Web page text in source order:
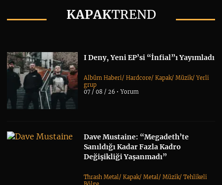
KAPAKTREND
I Deny, Yeni EP’si “İnfial”ı Yayımladı
Albüm Haberi/Hardcore/Kapak/Müzik/Yerli
grup
07 / 08 / 26 •Yorum
Dave Mustaine: “Megadeth’te
Sanıldığı Kadar Fazla Kadro
Değişikliği Yaşanmadı”
Thrash Metal /Kapak/Metal /Müzik/Tehlikeli